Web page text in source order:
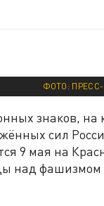
ФОТО:
знаков, на
сил
9 мая на
над фашизмом